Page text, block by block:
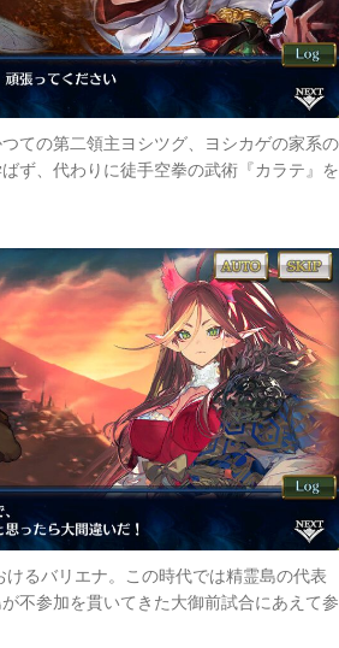
ての第二領主ヨシツグ、ヨシカゲの家系の
ず、代わりに徒手空拳の武術『カラテ』を
るバリエナ。この時代では精霊島の代表
不参加を貫いてきた大御前試合にあえて参